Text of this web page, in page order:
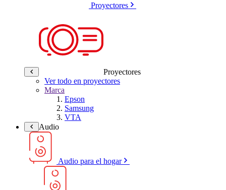
Proyectores
Proyectores
Ver todo en proyectores
Marca
Epson
Samsung
VTA
Audio
Audio para el hogar